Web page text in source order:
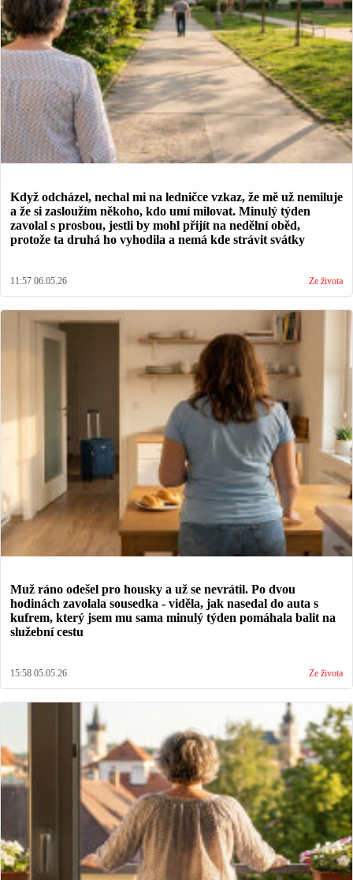
Když odcházel, nechal mi na ledničce vzkaz, že mě už nemiluje
a že si zasloužím někoho, kdo umí milovat. Minulý týden
zavolal s prosbou, jestli by mohl přijít na nedělní oběd,
protože ta druhá ho vyhodila a nemá kde strávit svátky
11:57 06.05.26 Ze života
Muž ráno odešel pro housky a už se nevrátil. Po dvou
hodinách zavolala sousedka - viděla, jak nasedal do auta s
kufrem, který jsem mu sama minulý týden pomáhala balit na
služební cestu
15:58 05.05.26 Ze života